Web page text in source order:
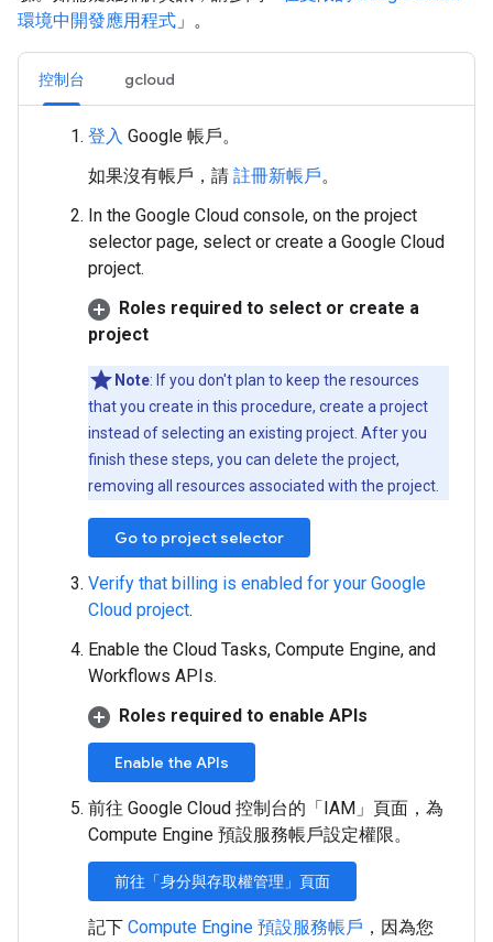
環境中開發應用程式 」。
控制台 gcloud
登入 Google 帳戶。
如果沒有帳戶，請 註冊新帳戶。
In the Google Cloud console, on the project
selector page, select or create a Google Cloud
project.
Roles required to select or create a
project
Note: If you don't plan to keep the resources
that you create in this procedure, create a project
instead of selecting an existing project. After you
finish these steps, you can delete the project,
removing all resources associated with the project.
Go to project selector
Verify that billing is enabled for your Google
Cloud project.
Enable the Cloud Tasks, Compute Engine, and
Workflows APIs.
Roles required to enable APIs
Enable the APIs
前往 Google Cloud 控制台的「IAM」 頁面，為
Compute Engine 預設服務帳戶設定權限。
前往「身分與存取權管理」頁面
記下 Compute Engine 預設服務帳戶 ，因為您